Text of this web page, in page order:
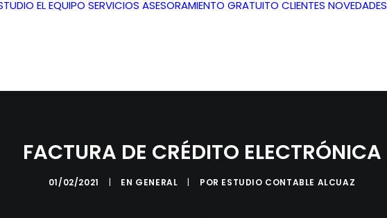
EL EQUIPO SERVICIOS ASESORAMIENTO GRATUITO CLIENTES NOVEDADES
FACTURA DE CRÉDITO ELECTRÓNICA
01/02/2021 | EN GENERAL | POR ESTUDIO CONTABLE ALCUAZ